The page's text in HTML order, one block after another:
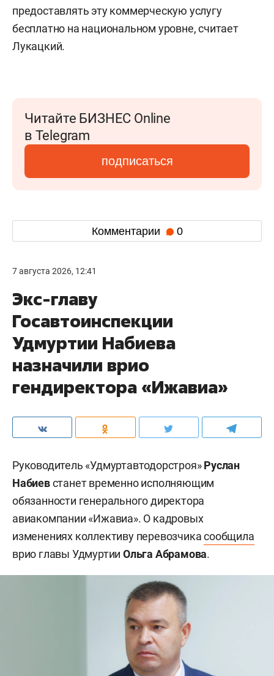
предоставлять эту коммерческую услугу
бесплатно на национальном уровне, считает
Лукацкий.
Читайте БИЗНЕС Online
в Telegram
подписаться
Комментарии 0
7 августа 2026, 12:41
Экс-главу
Госавтоинспекции
Удмуртии Набиева
назначили врио
гендиректора «Ижавиа»
Руководитель «Удмуртавтодорстроя»Руслан
Набиевстанет временно исполняющим
обязанности генерального директора
авиакомпании «Ижавиа». О кадровых
изменениях коллективу перевозчикасообщила
врио главы УдмуртииОльга Абрамова.